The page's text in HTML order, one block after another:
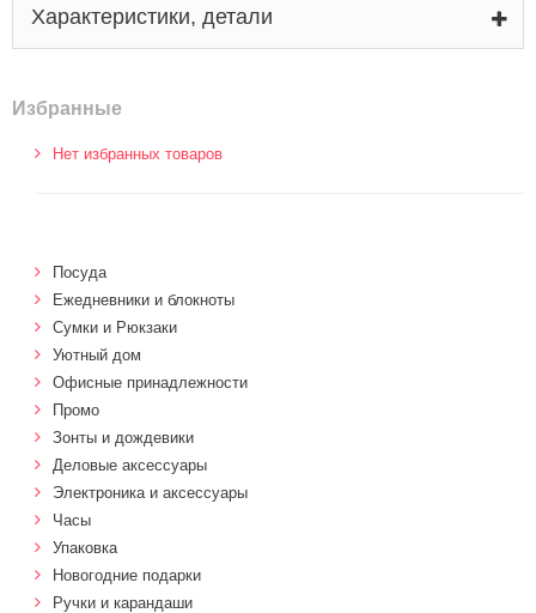
Характеристики, детали
Избранные
Нет избранных товаров
Посуда
Ежедневники и блокноты
Сумки и Рюкзаки
Уютный дом
Офисные принадлежности
Промо
Зонты и дождевики
Деловые аксессуары
Электроника и аксессуары
Часы
Упаковка
Новогодние подарки
Ручки и карандаши